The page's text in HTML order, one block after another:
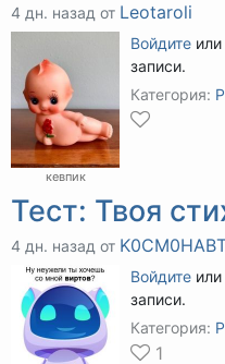
4 дн. назад от Leotaroli
кевпик
Войдите или
записи.
Категория:
Тест: Твоя
4 дн. назад от
Войдите или
записи.
Категория:
1